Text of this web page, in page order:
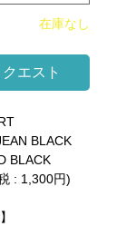
在庫なし
エスト
BLACK
BLACK
: 1,300円)